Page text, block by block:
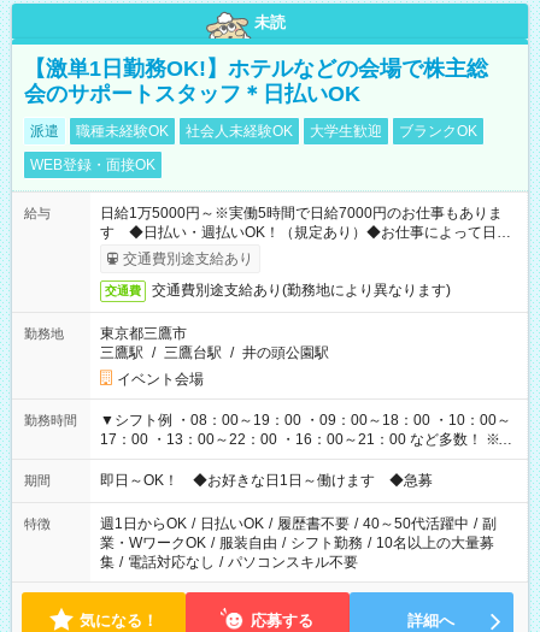
未読
【激単1日勤務OK!】ホテルなどの会場で株主総
会のサポートスタッフ＊日払いOK
派遣 職種未経験OK 社会人未経験OK 大学生歓迎
ブランクOK
WEB登録・面接OK
給与
日給1万5000円～※実働5時間で日給7000円のお仕事もありま
す ◆日払い・週払いOK！（規定あり）◆お仕事によって日給
も異なります
交通費別途支給あり
交通費 交通費別途支給あり(勤務地により異なります)
勤務地
東京都三鷹市
三鷹駅 / 三鷹台駅 / 井の頭公園駅
イベント会場
勤務時間
▼シフト例 ・08：00～19：00 ・09：00～18：00 ・10：00～
17：00 ・13：00～22：00 ・16：00～21：00 など多数！ ※お
仕事により勤務時間が異なります
期間 即日～OK！ ◆お好きな日1日～働けます ◆急募
特徴 週1日からOK / 日払いOK / 履歴書不要 / 40～50代活躍中 / 副
業・WワークOK / 服装自由 / シフト勤務 / 10名以上の大量募
集 / 電話対応なし / パソコンスキル不要
気になる！ 応募する 詳細へ